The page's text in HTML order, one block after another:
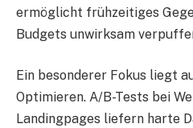
ermöglicht frühzeitiges
Budgets unwirksam
Ein besonderer Fokus liegt
Optimieren. A/B-Tests bei
Landingpages liefern harte